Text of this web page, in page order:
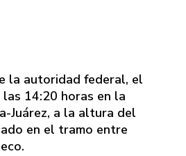
la autoridad federal, el
14:20 horas en la
Juárez, a la altura del
en el tramo entre